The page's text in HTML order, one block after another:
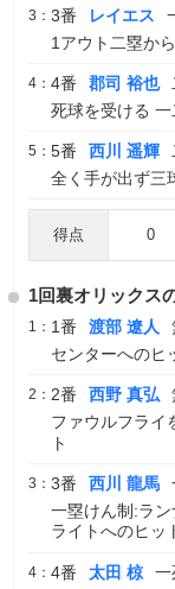
3： 3番 レイエス
1アウト二塁か
4： 4番 郡司 裕也
死球を受ける 一
5： 5番 西川 遥輝
全く手が出ず三
得点 0
1回裏オリックス
1： 1番 渡部 遼人
センターへのヒ
2： 2番 西野 真弘
ファウルフライ
ト
3： 3番 西川 龍馬
一塁けん制:ラン
ライトへのヒッ
4： 4番 太田 椋 一